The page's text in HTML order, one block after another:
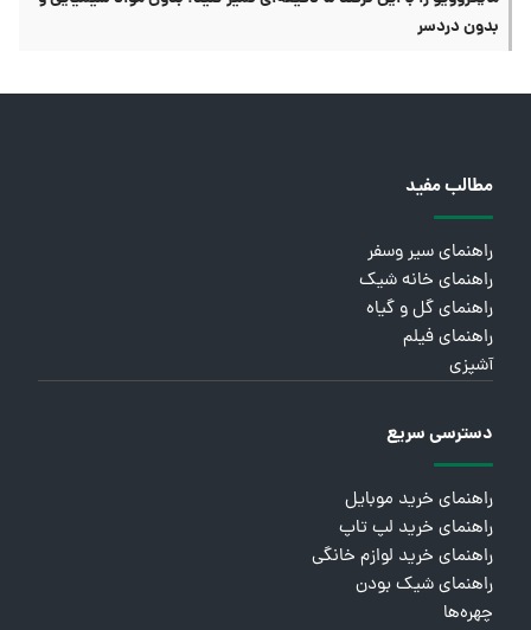
بدون دردسر
مطالب مفید
راهنمای سیر وسفر
راهنمای خانه شیک
راهنمای گل و گیاه
راهنمای فیلم
آشپزی
دسترسی سریع
راهنمای خرید موبایل
راهنمای خرید لپ تاپ
راهنمای خرید لوازم خانگی
راهنمای شیک بودن
چهره‌ها